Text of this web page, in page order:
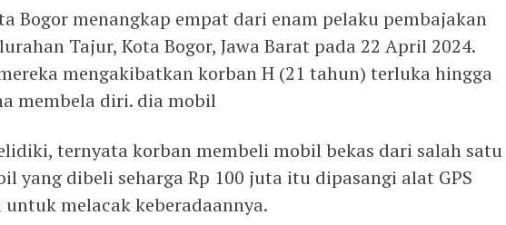
Bogor menangkap empat dari enam pelaku pembajakan
Tajur, Kota Bogor, Jawa Barat pada 22 April 2024.
mengakibatkan korban H (21 tahun) terluka hingga
membela diri. dia mobil
ternyata korban membeli mobil bekas dari salah satu
yang dibeli seharga Rp 100 juta itu dipasangi alat GPS
untuk melacak keberadaannya.